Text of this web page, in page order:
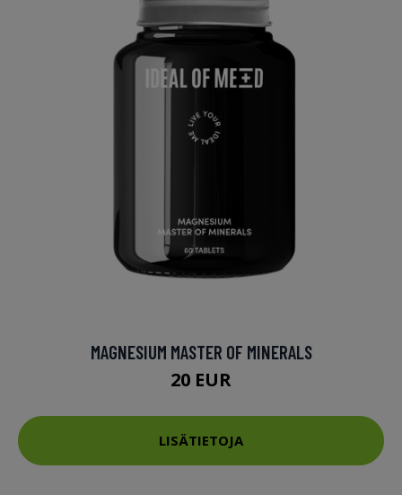
MAGNESIUM MASTER OF MINERALS
20 EUR
LISÄTIETOJA